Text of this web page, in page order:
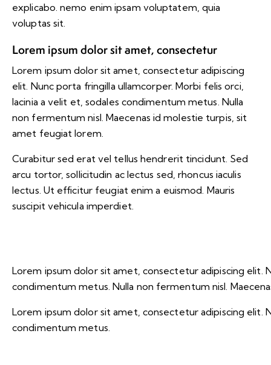
explicabo. nemo enim ipsam voluptatem, quia
voluptas sit.
Lorem ipsum dolor sit amet, consectetur
Lorem ipsum dolor sit amet, consectetur adipiscing
elit. Nunc porta fringilla ullamcorper. Morbi felis orci,
lacinia a velit et, sodales condimentum metus. Nulla
non fermentum nisl. Maecenas id molestie turpis, sit
amet feugiat lorem.
Curabitur sed erat vel tellus hendrerit tincidunt. Sed
arcu tortor, sollicitudin ac lectus sed, rhoncus iaculis
lectus. Ut efficitur feugiat enim a euismod. Mauris
suscipit vehicula imperdiet.
Lorem ipsum dolor sit amet, consectetur adipiscing elit.
condimentum metus. Nulla non fermentum nisl.
Lorem ipsum dolor sit amet, consectetur adipiscing elit.
condimentum metus.